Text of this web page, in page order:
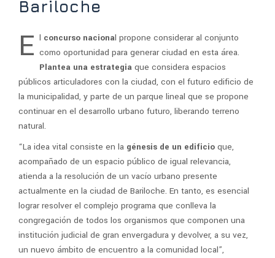
Bariloche
E l concurso nacional propone considerar al conjunto
como oportunidad para generar ciudad en esta área.
Plantea una estrategia que considera espacios
públicos articuladores con la ciudad, con el futuro edificio de
la municipalidad, y parte de un parque lineal que se propone
continuar en el desarrollo urbano futuro, liberando terreno
natural.
“La idea vital consiste en la génesis de un edificio que,
acompañado de un espacio público de igual relevancia,
atienda a la resolución de un vacío urbano presente
actualmente en la ciudad de Bariloche. En tanto, es esencial
lograr resolver el complejo programa que conlleva la
congregación de todos los organismos que componen una
institución judicial de gran envergadura y devolver, a su vez,
un nuevo ámbito de encuentro a la comunidad local”,